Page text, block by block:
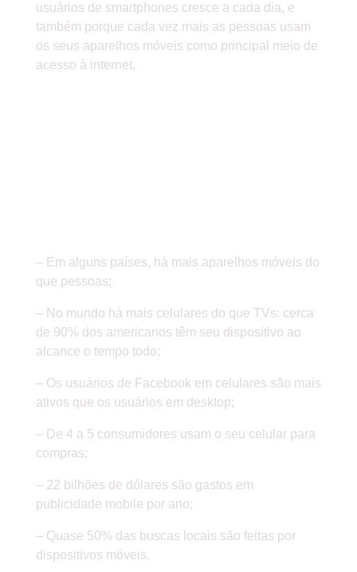
usuários de smartphones cresce a cada dia, e
também porque cada vez mais as pessoas usam
os seus aparelhos móveis como principal meio de
acesso à internet.
– Em alguns países, há mais aparelhos móveis do
que pessoas;
– No mundo há mais celulares do que TVs: cerca
de 90% dos americanos têm seu dispositivo ao
alcance o tempo todo;
– Os usuários de Facebook em celulares são mais
ativos que os usuários em desktop;
– De 4 a 5 consumidores usam o seu celular para
compras;
– 22 bilhões de dólares são gastos em
publicidade mobile por ano;
– Quase 50% das buscas locais são feitas por
dispositivos móveis.